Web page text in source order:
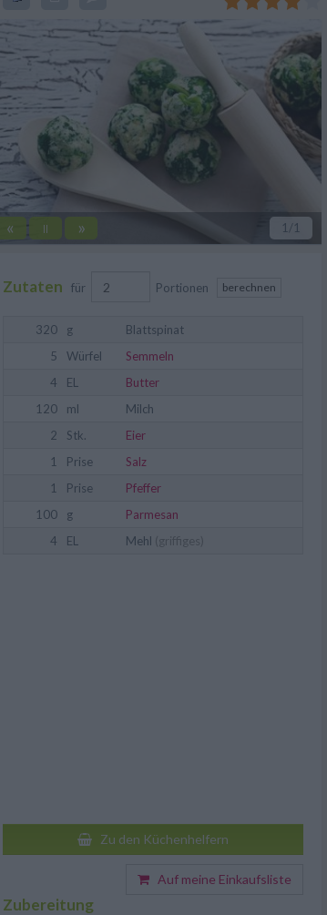
Südtirol.
« || » 1 /1
Zutaten für Portionen berechnen
320 g
Blattspinat
5
Würfel
Semmeln
4
EL
Butter
120
ml
Milch
2
Stk.
Eier
1
Prise
Salz
1
Prise
Pfeffer
100
g
Parmesan
4
EL Mehl (griffiges)
Zu den Küchenhelfern
Auf meine Einkaufsliste
Zubereitung